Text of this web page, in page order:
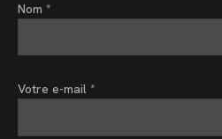
Nom *
Votre e-mail *